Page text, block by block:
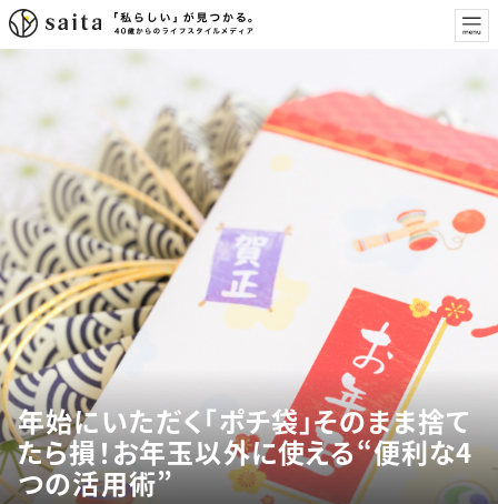
年始にいただく「ポチ袋」そのまま捨て
たら損！お年玉以外に使える“便利な4
つの活用術”